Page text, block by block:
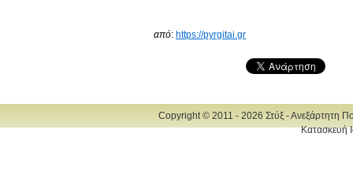
από: https://pyrgitai.gr
Copyright © 2011 - 2026 Στύξ - Ανεξάρτητη
Κατασκευή